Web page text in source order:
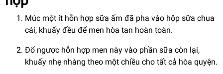
Múc một ít hỗn hợp sữa ấm đã pha vào hộp sữa chua
cái, khuấy đều để men hòa tan hoàn toàn.
Đổ ngược hỗn hợp men này vào phần sữa còn lại,
khuấy nhẹ nhàng theo một chiều cho tất cả hòa quyện.